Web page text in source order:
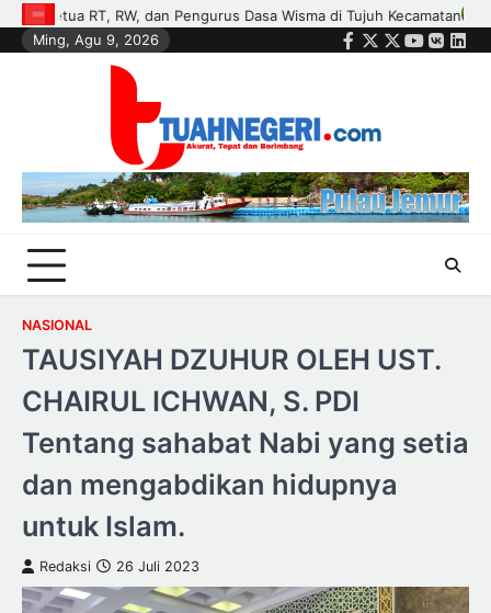
Skip
to
Polisi dan Petani di Kandis Kawal Jagung 12 Hektare, Ikhtiar
Ming, Agu 9, 2026
Facebook
Twitter
Instagram
Youtube
VK
NASIONAL
TAUSIYAH DZUHUR OLEH UST.
CHAIRUL ICHWAN, S. PDI
Tentang sahabat Nabi yang setia
dan mengabdikan hidupnya
untuk Islam.
Redaksi 26 Juli 2023